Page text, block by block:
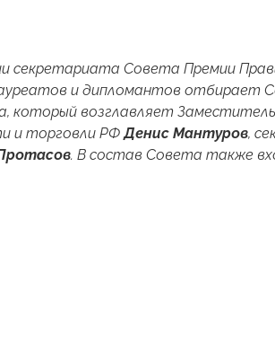
секретариата Совета Премии
и дипломантов отбирает
который возглавляет
и торговли РФ Денис Мантуров,
. В состав Совета также